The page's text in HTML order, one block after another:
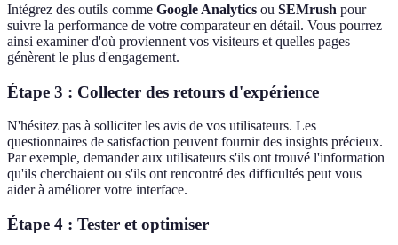
Intégrez des outils comme Google Analytics ou SEMrush pour
suivre la performance de votre comparateur en détail. Vous pourrez
ainsi examiner d'où proviennent vos visiteurs et quelles pages
génèrent le plus d'engagement.
Étape 3 : Collecter des retours d'expérience
N'hésitez pas à solliciter les avis de vos utilisateurs. Les
questionnaires de satisfaction peuvent fournir des insights précieux.
Par exemple, demander aux utilisateurs s'ils ont trouvé l'information
qu'ils cherchaient ou s'ils ont rencontré des difficultés peut vous
aider à améliorer votre interface.
Étape 4 : Tester et optimiser